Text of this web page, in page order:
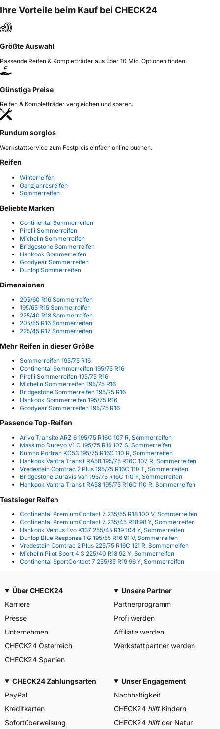
Ihre Vorteile beim Kauf bei CHECK24
Größte Auswahl
Passende Reifen & Kompletträder aus über 10 Mio. Optionen finden.
Günstige Preise
Reifen & Kompletträder vergleichen und sparen.
Rundum sorglos
Werkstattservice zum Festpreis einfach online buchen.
Reifen
Winterreifen
Ganzjahresreifen
Sommerreifen
Beliebte Marken
Continental Sommerreifen
Pirelli Sommerreifen
Michelin Sommerreifen
Bridgestone Sommerreifen
Hankook Sommerreifen
Goodyear Sommerreifen
Dunlop Sommerreifen
Dimensionen
205/60 R16 Sommerreifen
195/65 R15 Sommerreifen
225/40 R18 Sommerreifen
205/55 R16 Sommerreifen
225/45 R17 Sommerreifen
Mehr Reifen in dieser Größe
Sommerreifen 195/75 R16
Continental Sommerreifen 195/75 R16
Pirelli Sommerreifen 195/75 R16
Michelin Sommerreifen 195/75 R16
Bridgestone Sommerreifen 195/75 R16
Hankook Sommerreifen 195/75 R16
Goodyear Sommerreifen 195/75 R16
Passende Top-Reifen
Arivo Transito ARZ 6 195/75 R16C 107 R, Sommerreifen
Massimo Durevo V1 C 195/75 R16 107 S, Sommerreifen
Kumho Portran KC53 195/75 R16C 110 R, Sommerreifen
Hankook Vantra Transit RA58 195/75 R16C 107 R, Sommerreifen
Vredestein Comtrac 2 Plus 195/75 R16C 110 T, Sommerreifen
Bridgestone Duravis Van 195/75 R16C 110 R, Sommerreifen
Hankook Vantra Transit RA58 195/75 R16C 110 R, Sommerreifen
Testsieger Reifen
Continental PremiumContact 7 235/55 R18 100 V, Sommerreifen
Continental PremiumContact 7 235/45 R18 98 Y, Sommerreifen
Hankook Ventus Evo K137 255/45 R19 104 Y, Sommerreifen
Dunlop Blue Response TG 195/55 R16 91 V, Sommerreifen
Vredestein Comtrac 2 Plus 225/75 R16C 121 R, Sommerreifen
Michelin Pilot Sport 4 S 225/40 R18 92 Y, Sommerreifen
Continental SportContact 7 255/35 R19 96 Y, Sommerreifen
Über CHECK24
Karriere
Presse
Unternehmen
CHECK24 Österreich
CHECK24 Spanien
Unsere Partner
Partnerprogramm
Profi werden
Affiliate werden
Werkstattpartner werden
CHECK24 Zahlungsarten
PayPal
Kreditkarten
Sofortüberweisung
Unser Engagement
Nachhaltigkeit
CHECK24 hilftKindern
CHECK24 hilftder Natur